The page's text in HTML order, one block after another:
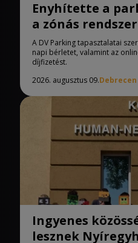
Enyhítette a
a zónás
A DV Parking tapasztalatai
napi bérletet, valamint az
díjfizetést.
2026. augusztus 09.Debrecen
Ingyenes
lesznek